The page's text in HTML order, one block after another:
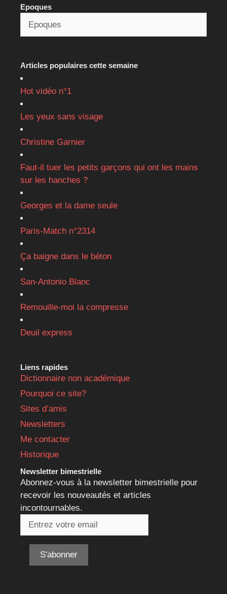
Epoques
Articles populaires cette semaine
Hot vidéo n°1
Les yeux sans visage
Christine Garnier
Faut-il tuer les petits garçons qui ont les mains
sur les hanches ?
Georges et la dame seule
Paris-Match n°2314
Ça baigne dans le béton
San-Antonio Blanc
Remouille-moi la compresse
Deuil express
Liens rapides
Dictionnaire non académique
Pourquoi ce site?
Sites d’amis
Newsletters
Me contacter
Historique
Newsletter bimestrielle
Abonnez-vous à la newsletter bimestrielle pour
recevoir les nouveautés et articles
incontournables.